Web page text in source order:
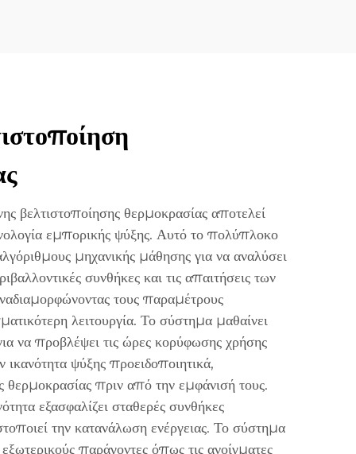
βελτιστοποίησης θερμοκρασίας αποτελεί
εμπορικής ψύξης. Αυτό το πολύπλοκο
μηχανικής μάθησης για να αναλύσει
συνθήκες και τις απαιτήσεις των
τους παραμέτρους
λειτουργία. Το σύστημα μαθαίνει
να προβλέψει τις ώρες κορύφωσης χρήσης
ικανότητα ψύξης προειδοποιητικά,
θερμοκρασίας πριν από την εμφάνισή τους.
εξασφαλίζει σταθερές συνθήκες
την κατανάλωση ενέργειας. Το σύστημα
παράγοντες όπως τις ανοίγματες